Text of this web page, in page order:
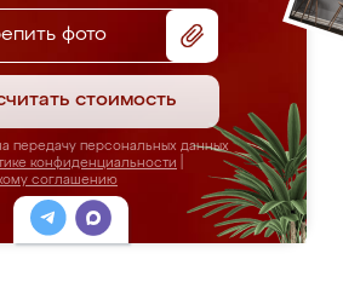
фото
стоимость
передачу персональных данных
конфиденциальности
соглашению